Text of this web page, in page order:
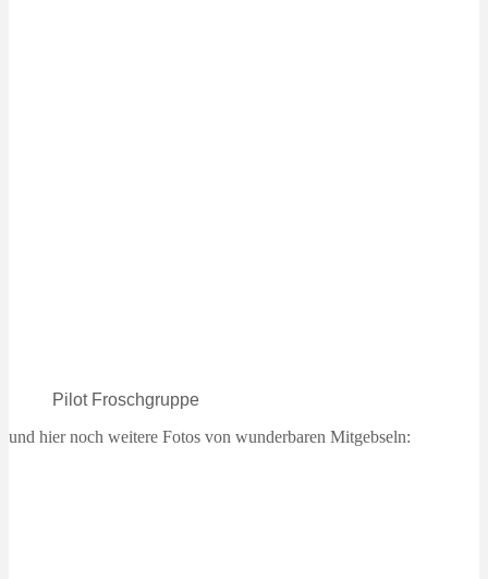
Pilot Froschgruppe
und hier noch weitere Fotos von wunderbaren Mitgebseln: